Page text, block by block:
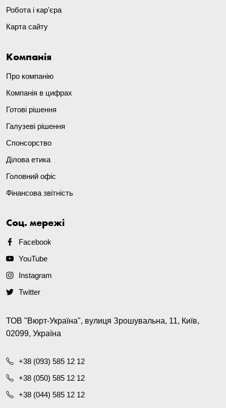
Робота і кар'єра
Карта сайту
Компанія
Про компанію
Компанія в цифрах
Готові рішення
Галузеві рішення
Спонсорство
Ділова етика
Головний офіс
Фінансова звітність
Соц. мережі
Facebook
YouTube
Instagram
Twitter
ТОВ "Вюрт-Україна", вулиця Зрошувальна, 11, Київ,
02099, Україна
+38 (093) 585 12 12
+38 (050) 585 12 12
+38 (044) 585 12 12